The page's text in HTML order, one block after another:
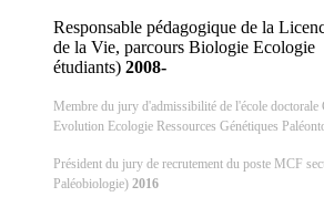
Responsable pédagogique de la
de la Vie, parcours Biologie
étudiants) 2008-
Membre du jury d'admissibilité de l'école
Evolution Ecologie Ressources Génétiques
Président du jury de recrutement du poste MCF
Paléobiologie) 2016